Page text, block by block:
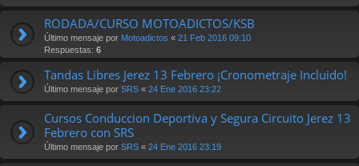
RODADA/CURSO MOTOADICTOS/KSB
Último mensaje por Motoadictos « 21 Feb 2016 09:10
Respuestas: 6
Tandas Libres Jerez 13 Febrero ¡Cronometraje Incluido!
Último mensaje por SRS « 24 Ene 2016 23:22
Cursos Conduccion Deportiva y Segura Circuito Jerez 13
Febrero con SRS
Último mensaje por SRS « 24 Ene 2016 23:19